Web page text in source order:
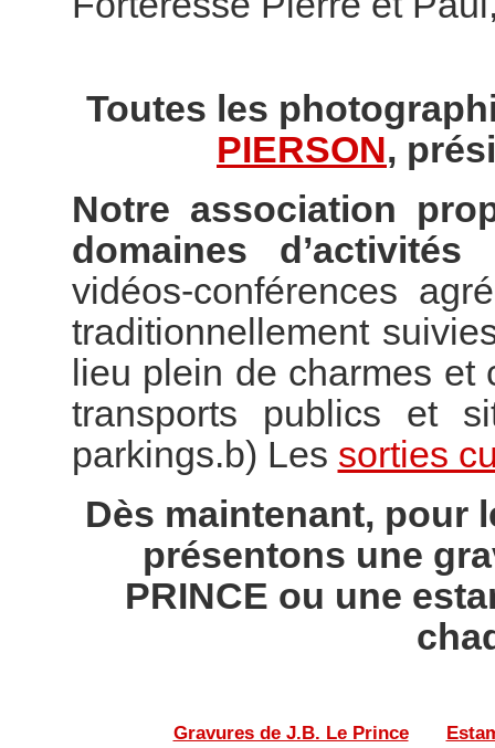
Toutes les
PIERSON,
Notre association
domaines d’activités
vidéos-conférences
traditionnellement
lieu plein de charmes et
transports publics et
parkings.b) Les sorties
Dès maintenant, pour
présentons une
PRINCE ou une
Gravures de J.B. Le Prince——